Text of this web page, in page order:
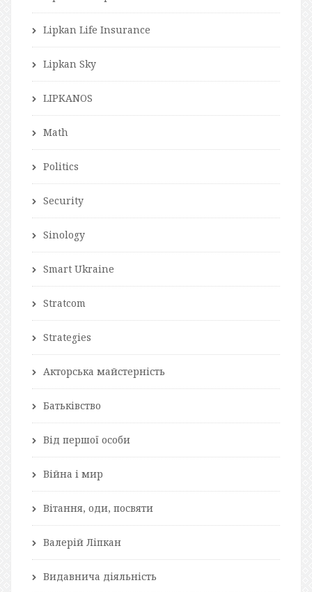
Lipkan Life Insurance
Lipkan Sky
LIPKANOS
Math
Politics
Security
Sinology
Smart Ukraine
Stratcom
Strategies
Акторська майстерність
Батьківство
Від першої особи
Війна і мир
Вітання, оди, посвяти
Валерій Ліпкан
Видавнича діяльність